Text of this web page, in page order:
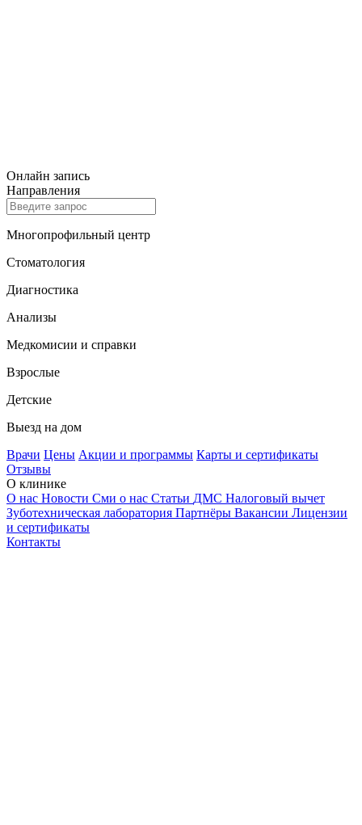
Онлайн запись
Направления
Многопрофильный центр
Стоматология
Диагностика
Анализы
Медкомисии и справки
Взрослые
Детские
Выезд на дом
Врачи Цены Акции и программы Карты и сертификаты
Отзывы
О клинике
О нас Новости Сми о нас Статьи ДМС Налоговый вычет
Зуботехническая лаборатория Партнёры Вакансии Лицензии
и сертификаты
Контакты